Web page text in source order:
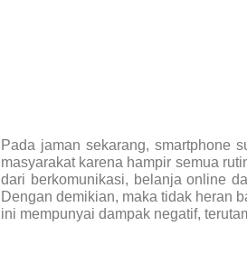
Pada jaman sekarang, smartphone
masyarakat karena hampir semua
dari berkomunikasi, belanja online
Dengan demikian, maka tidak heran
ini mempunyai dampak negatif,